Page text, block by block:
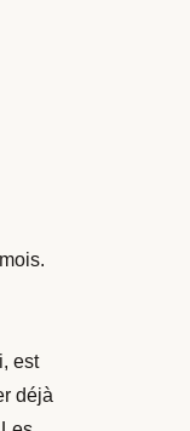
est
déjà